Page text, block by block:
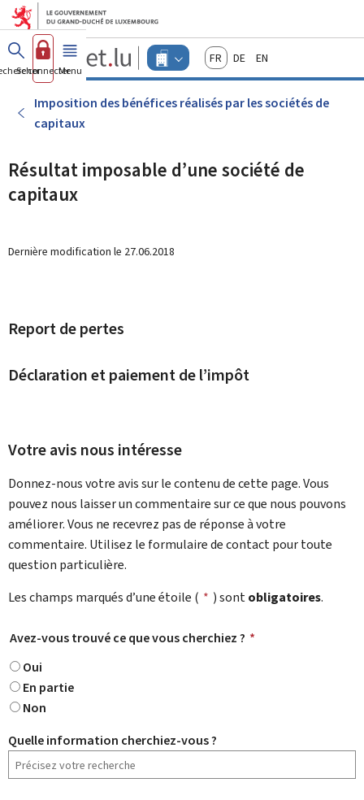
Aller au menu principal
Aller au contenu
Guichet.lu
Changer
d'espace
Menu
FrançaisDeutschEnglish
Se connecterMenu principal
Imposition des bénéfices réalisés par les sociétés de
capitaux
Résultat imposable d’une société de
capitaux
Dernière modification le 27.06.2018
Report de pertes
Déclaration et paiement de l’impôt
Votre avis nous intéresse
Donnez-nous votre avis sur le contenu de cette page. Vous
pouvez nous laisser un commentaire sur ce que nous pouvons
améliorer. Vous ne recevrez pas de réponse à votre
commentaire. Utilisez le formulaire de contact pour toute
question particulière.
Les champs marqués d’une étoile ( * ) sontobligatoires.
Avez-vous trouvé ce que vous cherchiez ? *
Oui
En partie
Non
Quelle information cherchiez-vous ?